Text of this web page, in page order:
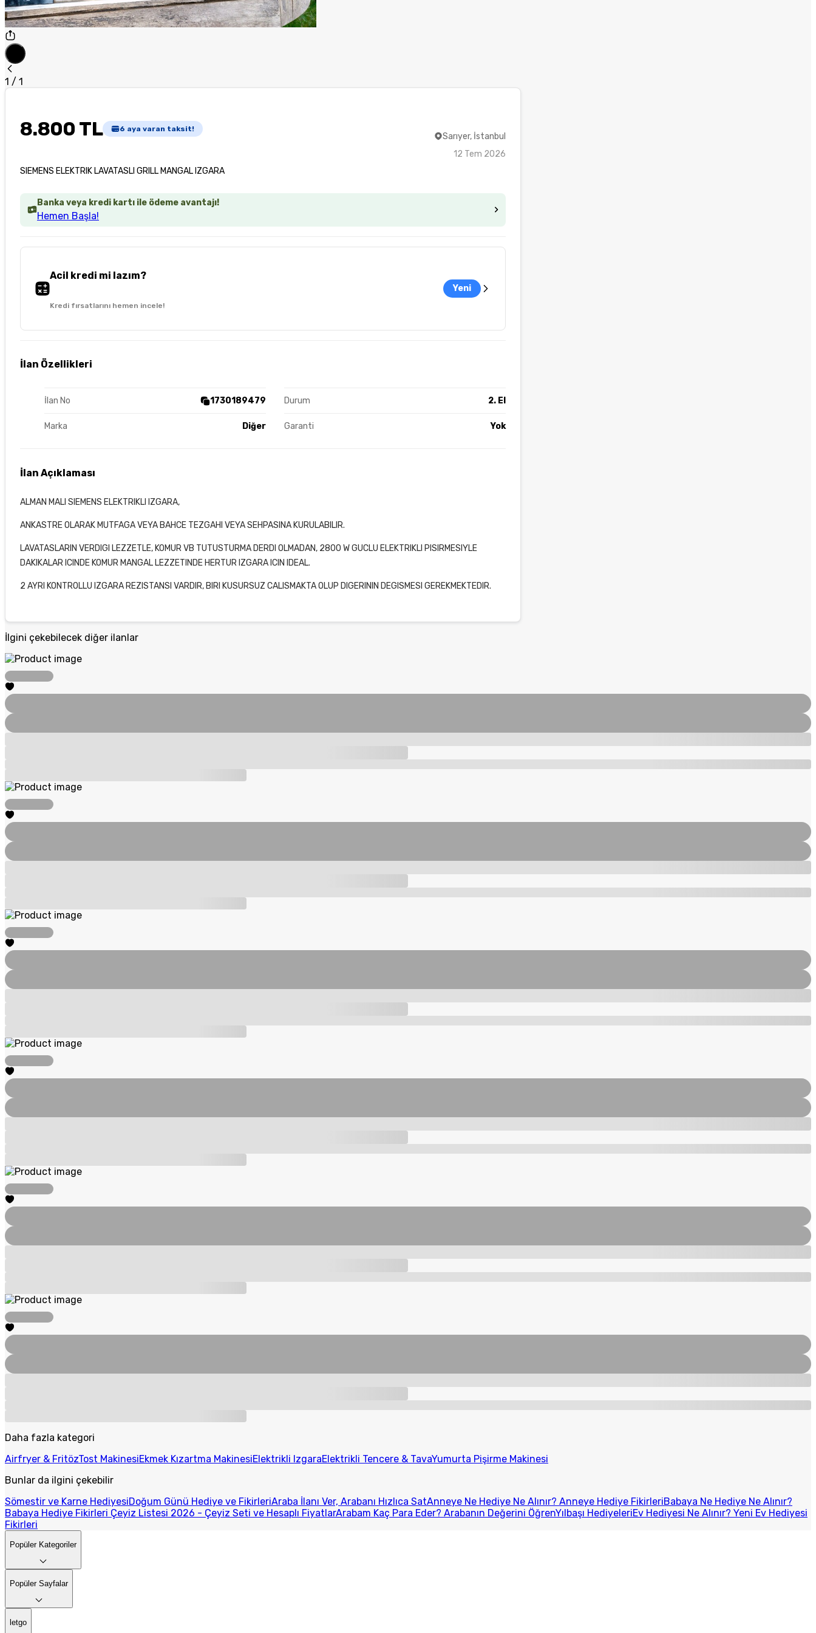
1 / 1
8.800 TL 6 aya varan taksit!
SIEMENS ELEKTRIK LAVATASLI GRILL MANGAL IZGARA
Sarıyer, İstanbul
12 Tem 2026
Banka veya kredi kartı ile ödeme avantajı!
Hemen Başla!
Acil kredi mi lazım?
Kredi fırsatlarını hemen incele!
Yeni
İlan Özellikleri
İlan No 1730189479 Durum 2. El
Marka Diğer Garanti Yok
İlan Açıklaması
ALMAN MALI SIEMENS ELEKTRIKLI IZGARA,
ANKASTRE OLARAK MUTFAGA VEYA BAHCE TEZGAHI VEYA SEHPASINA KURULABILIR.
LAVATASLARIN VERDIGI LEZZETLE, KOMUR VB TUTUSTURMA DERDI OLMADAN, 2800 W GUCLU ELEKTRIKLI PISIRMESIYLE
DAKIKALAR ICINDE KOMUR MANGAL LEZZETINDE HERTUR IZGARA ICIN IDEAL.
2 AYRI KONTROLLU IZGARA REZISTANSI VARDIR, BIRI KUSURSUZ CALISMAKTA OLUP DIGERININ DEGISMESI GEREKMEKTEDIR.
İlgini çekebilecek diğer ilanlar
Daha fazla kategori
Airfryer & FritözTost MakinesiEkmek Kızartma MakinesiElektrikli IzgaraElektrikli Tencere & TavaYumurta Pişirme Makinesi
Bunlar da ilgini çekebilir
Sömestir ve Karne HediyesiDoğum Günü Hediye ve FikirleriAraba İlanı Ver, Arabanı Hızlıca SatAnneye Ne Hediye Ne Alınır? Anneye Hediye FikirleriBabaya Ne Hediye Ne Alınır?
Babaya Hediye Fikirleri Çeyiz Listesi 2026 - Çeyiz Seti ve Hesaplı FiyatlarArabam Kaç Para Eder? Arabanın Değerini ÖğrenYılbaşı HediyeleriEv Hediyesi Ne Alınır? Yeni Ev Hediyesi
Fikirleri
Popüler Kategoriler
Popüler Sayfalar
letgo